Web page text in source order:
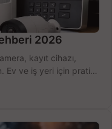
2026
kayıt cihazı,
Ev ve iş yeri için pratik